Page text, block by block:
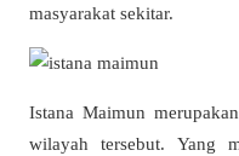
masyarakat sekitar.
Istana Maimun
wilayah tersebut. Yang